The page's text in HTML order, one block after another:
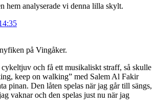
hem analyserade vi denna lilla skylt.
på Vingåker.
och få ett musikaliskt straff, så skulle
keep on walking” med Salem Al Fakir
pinan. Den låten spelas när jag går till sängs,
vaknar och den spelas just nu när jag